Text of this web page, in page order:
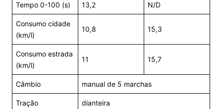
Tempo 0-100 (s) 13,2 N/D
Consumo cidade
(km/l)
10,8 15,3
Consumo estrada
(km/l)
11 15,7
Câmbio manual de 5 marchas
Tração dianteira